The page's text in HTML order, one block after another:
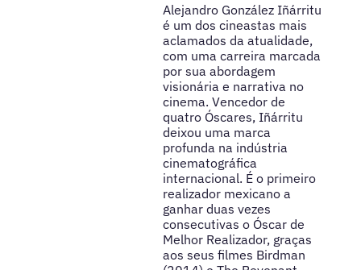
Alejandro González Iñárritu
é um dos cineastas mais
aclamados da atualidade,
com uma carreira marcada
por sua abordagem
visionária e narrativa no
cinema. Vencedor de
quatro Óscares, Iñárritu
deixou uma marca
profunda na indústria
cinematográfica
internacional. É o primeiro
realizador mexicano a
ganhar duas vezes
consecutivas o Óscar de
Melhor Realizador, graças
aos seus filmes Birdman